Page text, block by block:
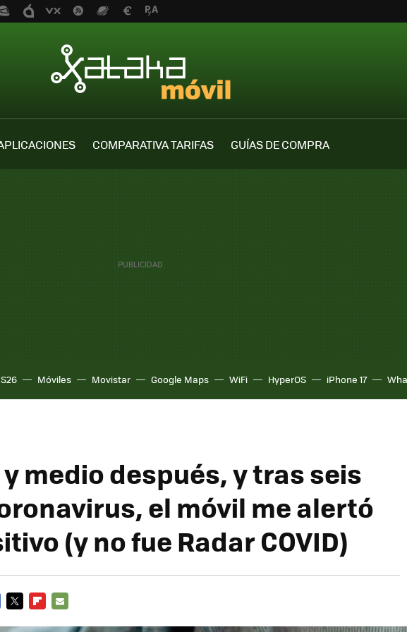
COMPARATIVA TARIFAS
GUÍAS DE COMPRA
Móviles Movistar Google Maps WiFi HyperOS iPhone 17
medio después, y tras seis
el móvil me alertó
(y no fue Radar COVID)